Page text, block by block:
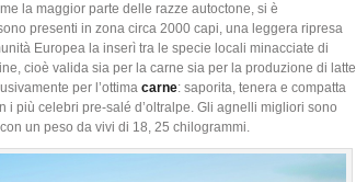
la maggior parte delle razze autoctone, si è
presenti in zona circa 2000 capi, una leggera ripresa
Europea la inserì tra le specie locali minacciate di
cioè valida sia per la carne sia per la produzione di latte
per l’ottima carne: saporita, tenera e compatta
i più celebri pre-salé d’oltralpe. Gli agnelli migliori sono
un peso da vivi di 18, 25 chilogrammi.